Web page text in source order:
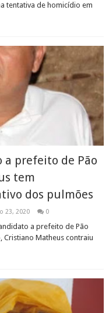
tentativa de homicídio em
a prefeito de Pão
tem
dos pulmões
23, 2020 0
a prefeito de Pão
Cristiano Matheus contraiu